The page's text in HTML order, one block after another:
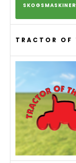
SKOGSMASKINER
TRACTOR OF